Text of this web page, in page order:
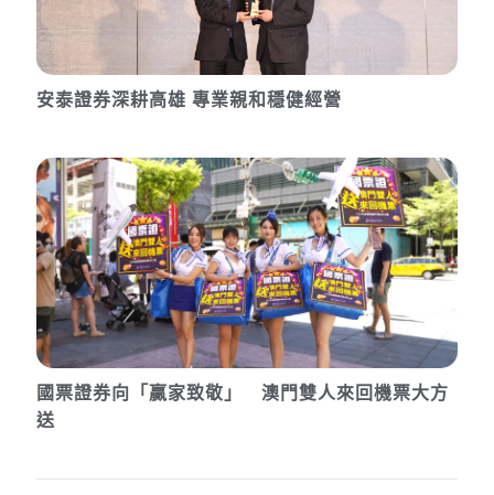
安泰證券深耕高雄 專業親和穩健經營
國票證券向「贏家致敬」 澳門雙人來回機票大方
送